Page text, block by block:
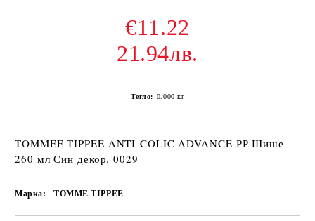
€11.22
21.94лв.
Тегло: 0.000 кг
TOMMEE TIPPEE ANTI-COLIC ADVANCE РР Шише
260 мл Син декор. 0029
Марка: TOMME TIPPEE